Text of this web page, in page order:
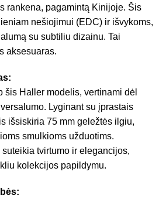
rankena, pagamintą Kinijoje. Šis
nešiojimui (EDC) ir išvykoms,
su subtiliu dizainu. Tai
aksesuaras.
šis Haller modelis, vertinami dėl
Lyginant su įprastais
išsiskiria 75 mm geležtės ilgiu,
smulkioms užduotims.
tvirtumo ir elegancijos,
kolekcijos papildymu.